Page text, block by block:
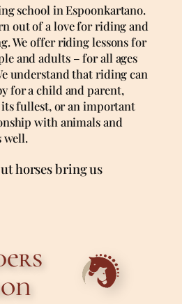
school in Espoonkartano.
out of a love for riding and
We offer riding lessons for
and adults – for all ages
understand that riding can
for a child and parent,
fullest, or an important
with animals and
well.
horses bring us